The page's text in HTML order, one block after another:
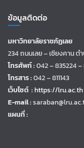
ข้อมูลติดต่อ
มหาวิทยาลัยราชภัฏเลย
234 ถนนเลย – เชียงคาน ต
โทรศัพท์ :042 – 835224 –
โทรสาร :042 – 811143
เว็บไซต์ :https://lru.ac.th
E-mail :
แผนที่ :